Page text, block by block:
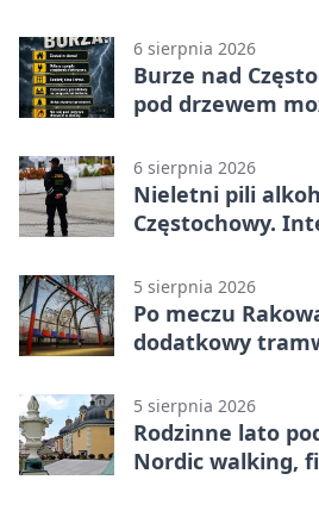
6 sierpnia 2026
Burze nad
pod drzewem
6 sierpnia 2026
Nieletni pili
Częstochowy.
5 sierpnia 2026
Po meczu
dodatkowy
5 sierpnia 2026
Rodzinne lato
Nordic walking,